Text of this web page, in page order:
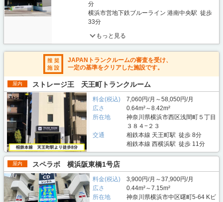
分
横浜市営地下鉄ブルーライン 港南中央駅 徒歩
33分
もっと見る
JAPANトランクルームの審査を受け、
一定の基準をクリアした施設です。
屋内 ストレージ王 天王町トランクルーム
料金(税込)
7,060円/月～58,050円/月
広さ
0.64m²～8.42m²
所在地
神奈川県横浜市西区浅間町５丁目
３８４−２３
交通
相鉄本線 天王町駅 徒歩 8分
相鉄本線 西横浜駅 徒歩 11分
屋内 スペラボ 横浜阪東橋1号店
料金(税込)
3,900円/月～37,900円/月
広さ
0.44m²～7.15m²
所在地
神奈川県横浜市中区曙町5-64 Kビ